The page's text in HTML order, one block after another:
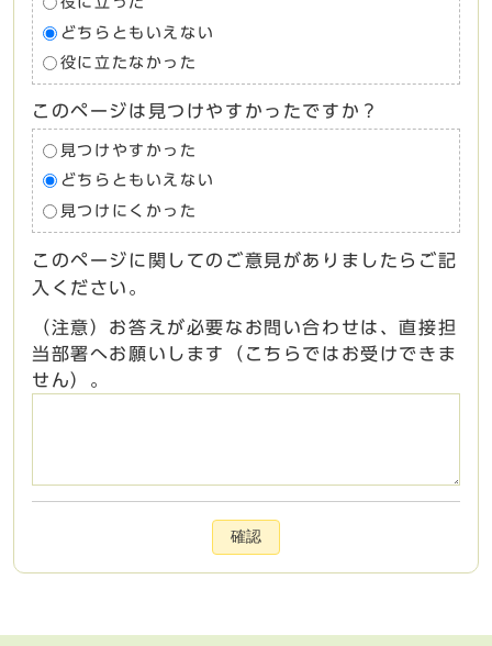
どちらともいえない
役に立たなかった
このページは見つけやすかったですか？
見つけやすかった
どちらともいえない
見つけにくかった
このページに関してのご意見がありましたらご記
入ください。
（注意）お答えが必要なお問い合わせは、直接担
当部署へお願いします（こちらではお受けできま
せん）。
確認